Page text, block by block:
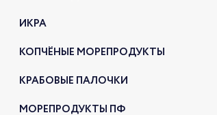
ИКРА
КОПЧЁНЫЕ МОРЕПРОДУКТЫ
КРАБОВЫЕ ПАЛОЧКИ
МОРЕПРОДУКТЫ ПФ